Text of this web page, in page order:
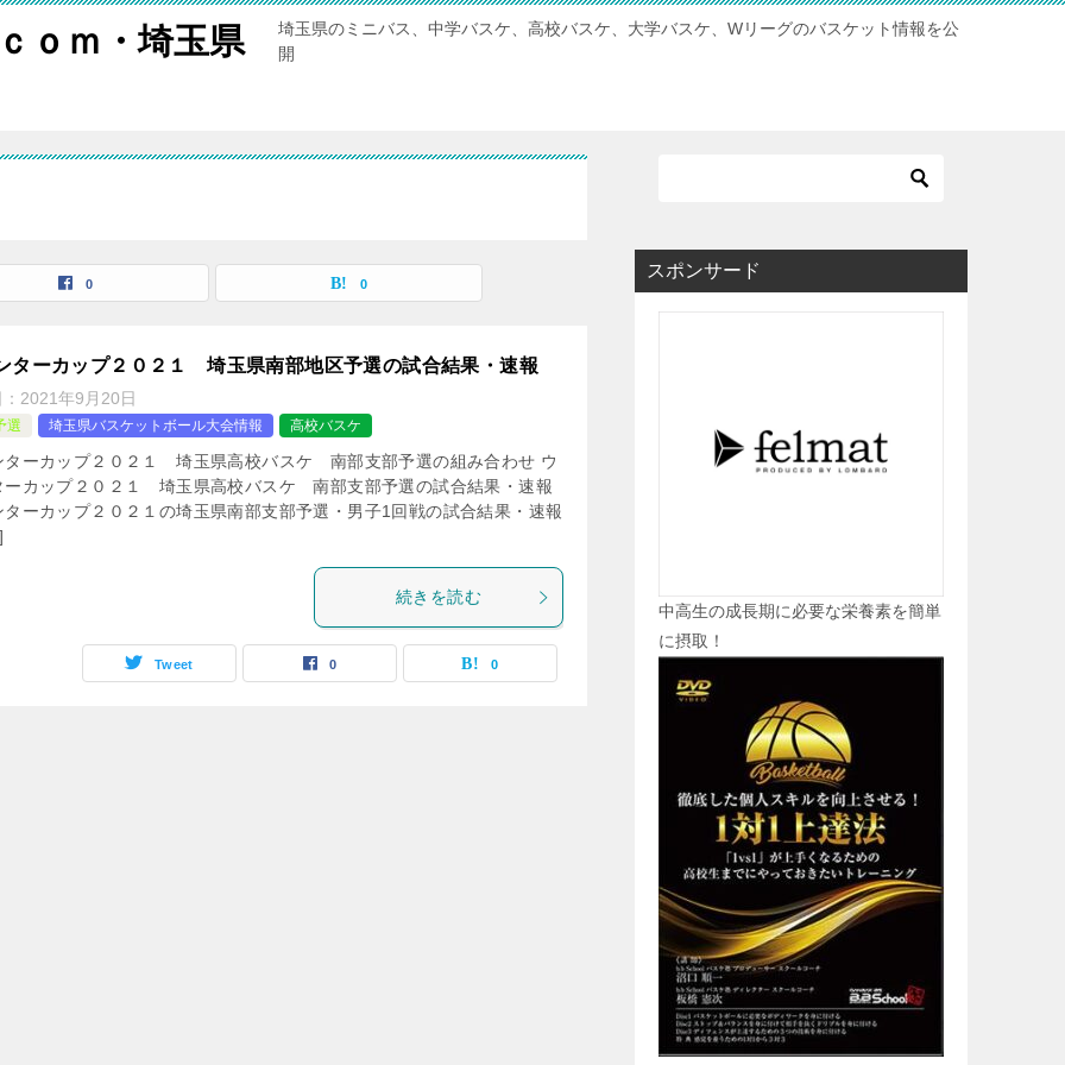
ｏｍ・埼玉県
埼玉県のミニバス、中学バスケ、高校バスケ、大学バスケ、Wリーグのバスケット情報を公
開
0 0
ターカップ２０２１ 埼玉県南部地区予選の試合結果・速報
2021年9月20日
選 埼玉県バスケットボール大会情報 高校バスケ
ターカップ２０２１ 埼玉県高校バスケ 南部支部予選の組み合わせ ウ
ーカップ２０２１ 埼玉県高校バスケ 南部支部予選の試合結果・速報
ターカップ２０２１の埼玉県南部支部予選・男子1回戦の試合結果・速報
続きを読む
Tweet 0 0
スポンサード
中高生の成長期に必要な栄養素を簡単
に摂取！